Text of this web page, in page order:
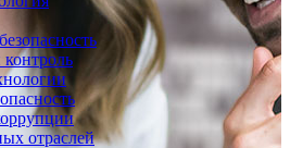
отраслей